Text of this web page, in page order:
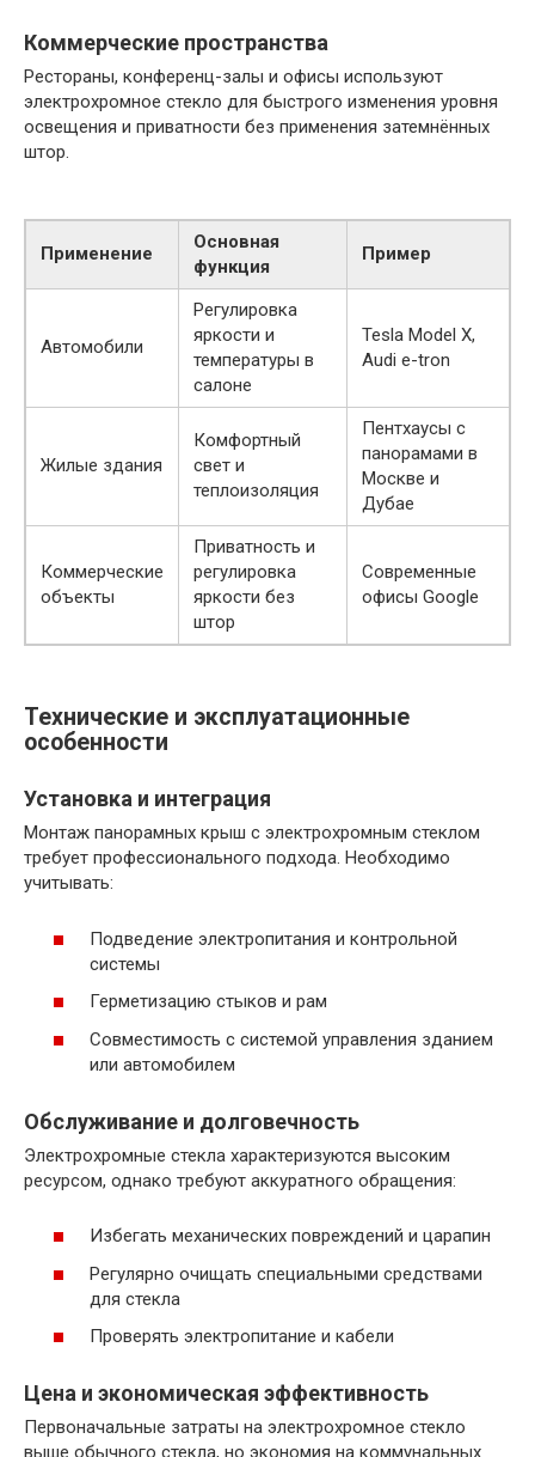
Коммерческие пространства
Рестораны, конференц-залы и офисы используют
электрохромное стекло для быстрого изменения уровня
освещения и приватности без применения затемнённых
штор.
Применение
Основная
функция
Пример
Автомобили
Регулировка
яркости и
температуры в
салоне
Tesla Model X,
Audi e-tron
Жилые здания
Комфортный
свет и
теплоизоляция
Пентхаусы с
панорамами в
Москве и
Дубае
Коммерческие
объекты
Приватность и
регулировка
яркости без
штор
Современные
офисы Google
Технические и эксплуатационные
особенности
Установка и интеграция
Монтаж панорамных крыш с электрохромным стеклом
требует профессионального подхода. Необходимо
учитывать:
Подведение электропитания и контрольной
системы
Герметизацию стыков и рам
Совместимость с системой управления зданием
или автомобилем
Обслуживание и долговечность
Электрохромные стекла характеризуются высоким
ресурсом, однако требуют аккуратного обращения:
Избегать механических повреждений и царапин
Регулярно очищать специальными средствами
для стекла
Проверять электропитание и кабели
Цена и экономическая эффективность
Первоначальные затраты на электрохромное стекло
выше обычного стекла, но экономия на коммунальных